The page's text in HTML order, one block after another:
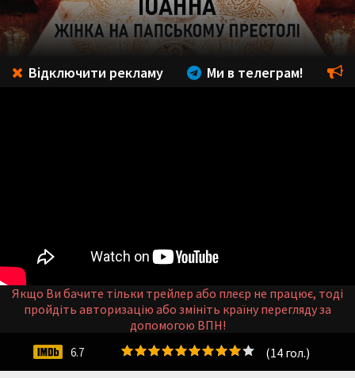
(14 гол.)
6.7
Відключити рекламу Ми в телеграм!
Якщо Ви бачите тільки трейлер або плеєр не працює, тоді
пройдіть авторизацію або змініть країну перегляду за
допомогою ВПН!